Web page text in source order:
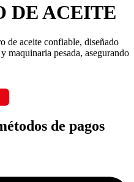
DE ACEITE
de aceite confiable, diseñado
maquinaria pesada, asegurando
de pagos